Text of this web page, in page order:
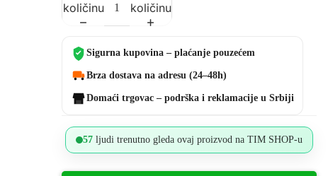
količinu
količinu
Sigurna kupovina – plaćanje pouzećem
Brza dostava na adresu (24–48h)
Domaći trgovac – podrška i reklamacije u Srbiji
57 ljudi trenutno gleda ovaj proizvod na TIM SHOP-u